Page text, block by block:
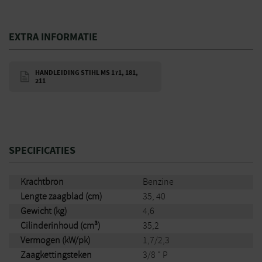
EXTRA INFORMATIE
HANDLEIDING STIHL MS 171, 181,
211
SPECIFICATIES
Krachtbron
Benzine
Lengte zaagblad (cm)
35, 40
Gewicht (kg)
4,6
Cilinderinhoud (cm³)
35,2
Vermogen (kW/pk)
1,7/2,3
Zaagkettingsteken
3/8 " P